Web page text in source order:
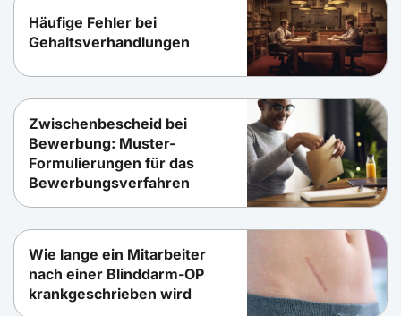
Häufige Fehler bei
Gehaltsverhandlungen
Zwischenbescheid bei
Bewerbung: Muster-
Formulierungen für das
Bewerbungsverfahren
Wie lange ein Mitarbeiter
nach einer Blinddarm-OP
krankgeschrieben wird